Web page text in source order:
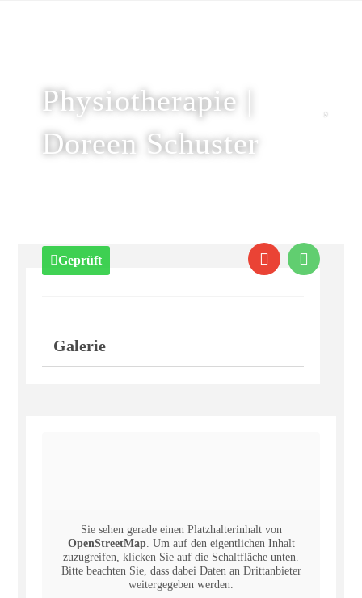
Physiotherapie |
Doreen Schuster
Geprüft
Galerie
Sie sehen gerade einen Platzhalterinhalt von
OpenStreetMap. Um auf den eigentlichen Inhalt
zuzugreifen, klicken Sie auf die Schaltfläche unten.
Bitte beachten Sie, dass dabei Daten an Drittanbieter
weitergegeben werden.